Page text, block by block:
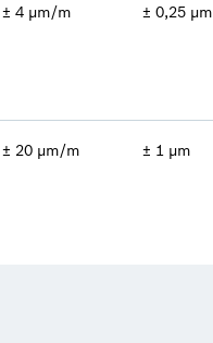
± 4 µm/m ± 0,25 µm
± 20 µm/m ± 1 µm